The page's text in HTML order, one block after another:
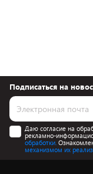
Подписаться на
Даю согласие на
рекламно-
обработки.
механизмом их